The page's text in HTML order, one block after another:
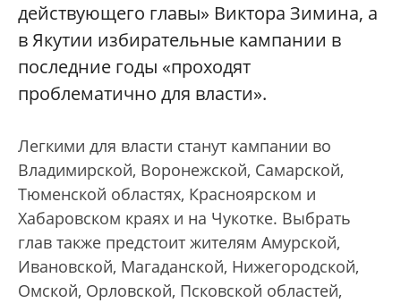
действующего главы» Виктора Зимина, а
в Якутии избирательные кампании в
последние годы «проходят
проблематично для власти».
Легкими для власти станут кампании во
Владимирской, Воронежской, Самарской,
Тюменской областях, Красноярском и
Хабаровском краях и на Чукотке. Выбрать
глав также предстоит жителям Амурской,
Ивановской, Магаданской, Нижегородской,
Омской, Орловской, Псковской областей,